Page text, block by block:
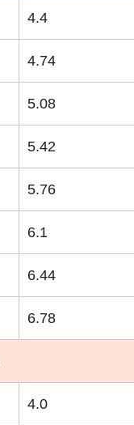
4.4
4.74
5.08
5.42
5.76
6.1
6.44
6.78
4.0